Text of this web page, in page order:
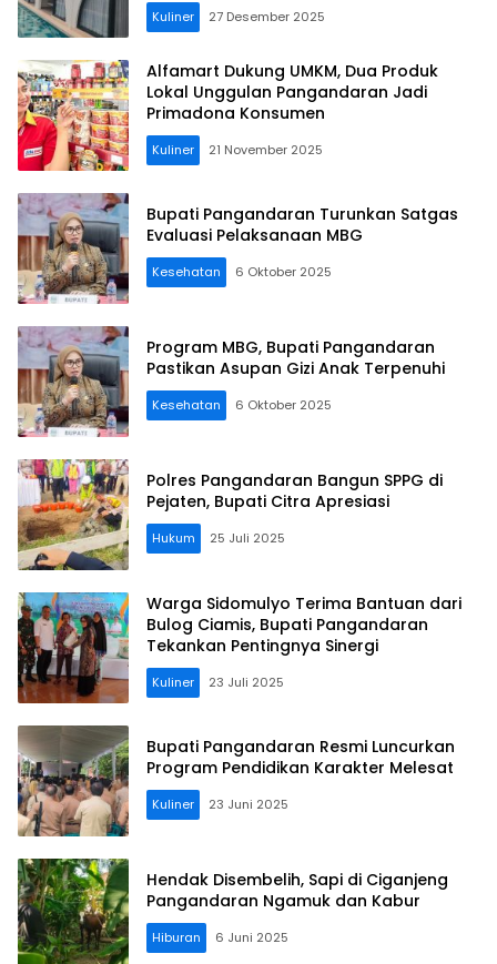
Kuliner 27 Desember 2025
Alfamart Dukung UMKM, Dua Produk
Lokal Unggulan Pangandaran Jadi
Primadona Konsumen
Kuliner 21 November 2025
Bupati Pangandaran Turunkan Satgas
Evaluasi Pelaksanaan MBG
Kesehatan 6 Oktober 2025
Program MBG, Bupati Pangandaran
Pastikan Asupan Gizi Anak Terpenuhi
Kesehatan 6 Oktober 2025
Polres Pangandaran Bangun SPPG di
Pejaten, Bupati Citra Apresiasi
Hukum 25 Juli 2025
Warga Sidomulyo Terima Bantuan dari
Bulog Ciamis, Bupati Pangandaran
Tekankan Pentingnya Sinergi
Kuliner 23 Juli 2025
Bupati Pangandaran Resmi Luncurkan
Program Pendidikan Karakter Melesat
Kuliner 23 Juni 2025
Hendak Disembelih, Sapi di Ciganjeng
Pangandaran Ngamuk dan Kabur
Hiburan 6 Juni 2025